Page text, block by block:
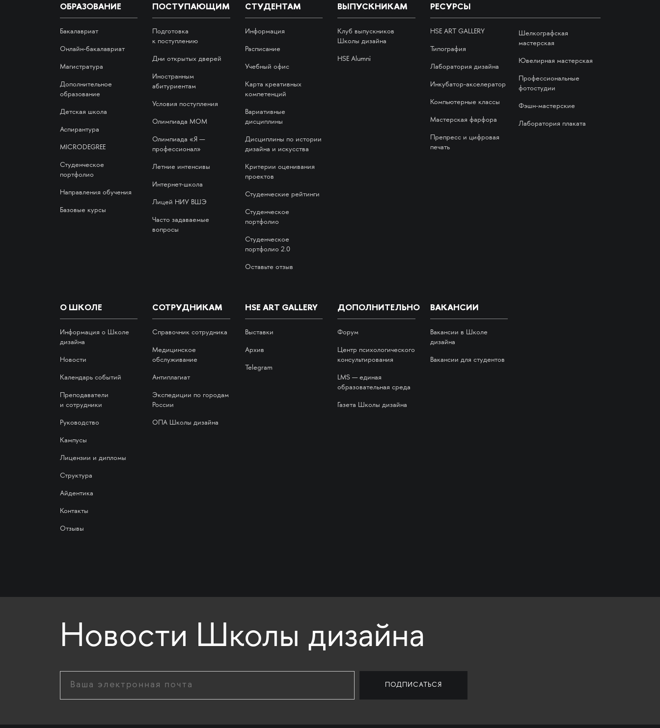
ОБРАЗОВАНИЕ
Бакалавриат
Онлайн-бакалавриат
Магистратура
Дополнительное
образование
Детская школа
Аспирантура
MICRODEGREE
Студенческое
портфолио
Направления обучения
Базовые курсы
ПОСТУПАЮЩИМ
Подготовка
к поступлению
Дни открытых дверей
Иностранным
абитуриентам
Условия поступления
Олимпиада МОМ
Олимпиада «Я —
профессионал»
Летние интенсивы
Интернет-школа
Лицей НИУ ВШЭ
Часто задаваемые
вопросы
СТУДЕНТАМ
Информация
Расписание
Учебный офис
Карта креативных
компетенций
Вариативные
дисциплины
Дисциплины по истории
дизайна и искусства
Критерии оценивания
проектов
Студенческие рейтинги
Студенческое
портфолио
Студенческое
портфолио 2.0
Оставьте отзыв
ВЫПУСКНИКАМ
Клуб выпускников
Школы дизайна
HSE Alumni
РЕСУРСЫ
HSE ART GALLERY
Типография
Лаборатория дизайна
Инкубатор-акселератор
Компьютерные классы
Мастерская фарфора
Препресс и цифровая
печать
Шелкографская
мастерская
Ювелирная мастерская
Профессиональные
фотостудии
Фэшн-мастерские
Лаборатория плаката
О ШКОЛЕ
Информация о Школе
дизайна
Новости
Календарь событий
Преподаватели
и сотрудники
Руководство
Кампусы
Лицензии и дипломы
Структура
Айдентика
Контакты
Отзывы
СОТРУДНИКАМ
Справочник сотрудника
Медицинское
обслуживание
Антиплагиат
Экспедиции по городам
России
ОПА Школы дизайна
HSE ART GALLERY
Выставки
Архив
Telegram
ДОПОЛНИТЕЛЬНО
Форум
Центр психологического
консультирования
LMS — единая
образовательная среда
Газета Школы дизайна
ВАКАНСИИ
Вакансии в Школе
дизайна
Вакансии для студентов
Новости Школы дизайна